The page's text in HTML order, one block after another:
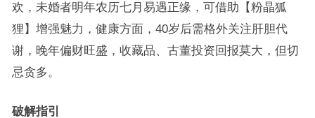
欢，未婚者明年农历七月易遇正缘，可借助【粉晶狐
狸】增强魅力，健康方面，40岁后需格外关注肝胆代
谢，晚年偏财旺盛，收藏品、古董投资回报莫大，但切
忌贪多。
破解指引